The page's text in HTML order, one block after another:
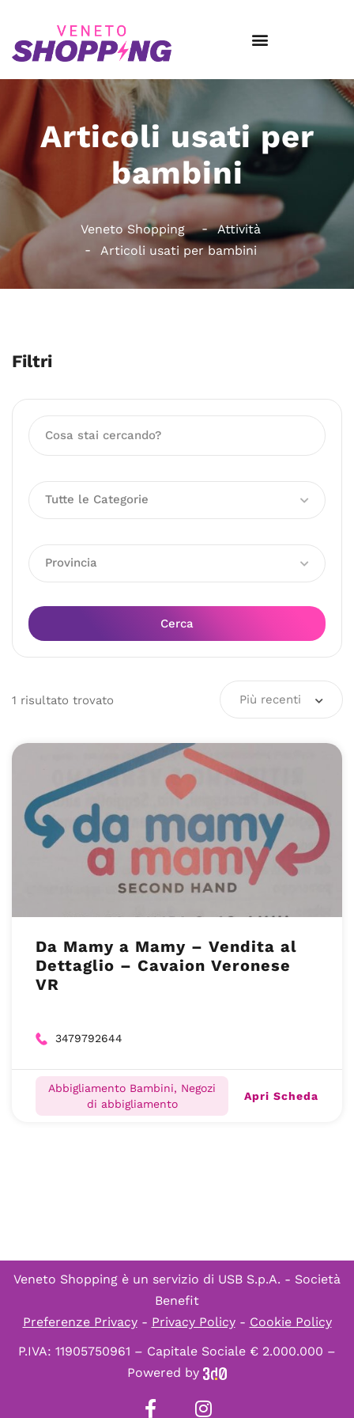
Articoli usati per
bambini
Veneto Shopping
Attività
Articoli usati per bambini
Filtri
Tutte le Categorie
Provincia
Cerca
1 risultato trovato Più recenti
Da Mamy a Mamy – Vendita al
Dettaglio – Cavaion Veronese
VR
3479792644
Abbigliamento Bambini, Negozi
di abbigliamento
Apri Scheda
Veneto Shopping è un servizio di USB S.p.A. - Società
Benefit
Preferenze Privacy- Privacy Policy- Cookie Policy
P.IVA: 11905750961 – Capitale Sociale € 2.000.000 –
Powered by